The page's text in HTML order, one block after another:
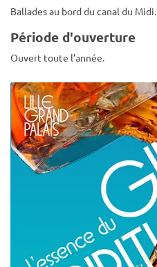
Ballades au bord du canal du Midi.
Période d'ouverture
Ouvert toute l'année.